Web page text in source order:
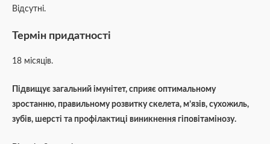
Відсутні.
Термін придатності
18 місяців.
Підвищує загальний імунітет, сприяє оптимальному
зростанню, правильному розвитку скелета, м’язів, сухожиль,
зубів, шерсті та профілактиці виникнення гіповітамінозу.